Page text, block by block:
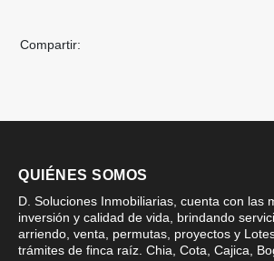
Compartir:
QUIÉNES SOMOS
D. Soluciones Inmobiliarias, cuenta con las
inversión y calidad de vida, brindando
arriendo, venta, permutas, proyectos y
trámites de finca raíz. Chia, Cota, Cajica,